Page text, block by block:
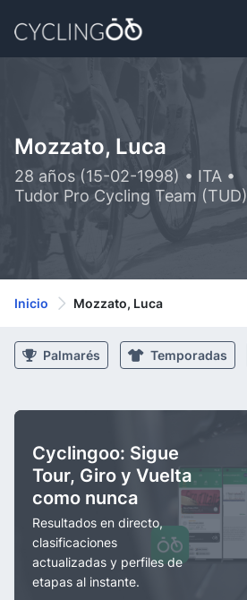
Mozzato, Luca
28 años (15-02-1998) • ITA •
Tudor Pro Cycling Team (TUD)
Inicio Mozzato, Luca
Palmarés Temporadas
Cyclingoo: Sigue
Tour, Giro y Vuelta
como nunca
Resultados en directo,
clasificaciones
actualizadas y perfiles de
etapas al instante.